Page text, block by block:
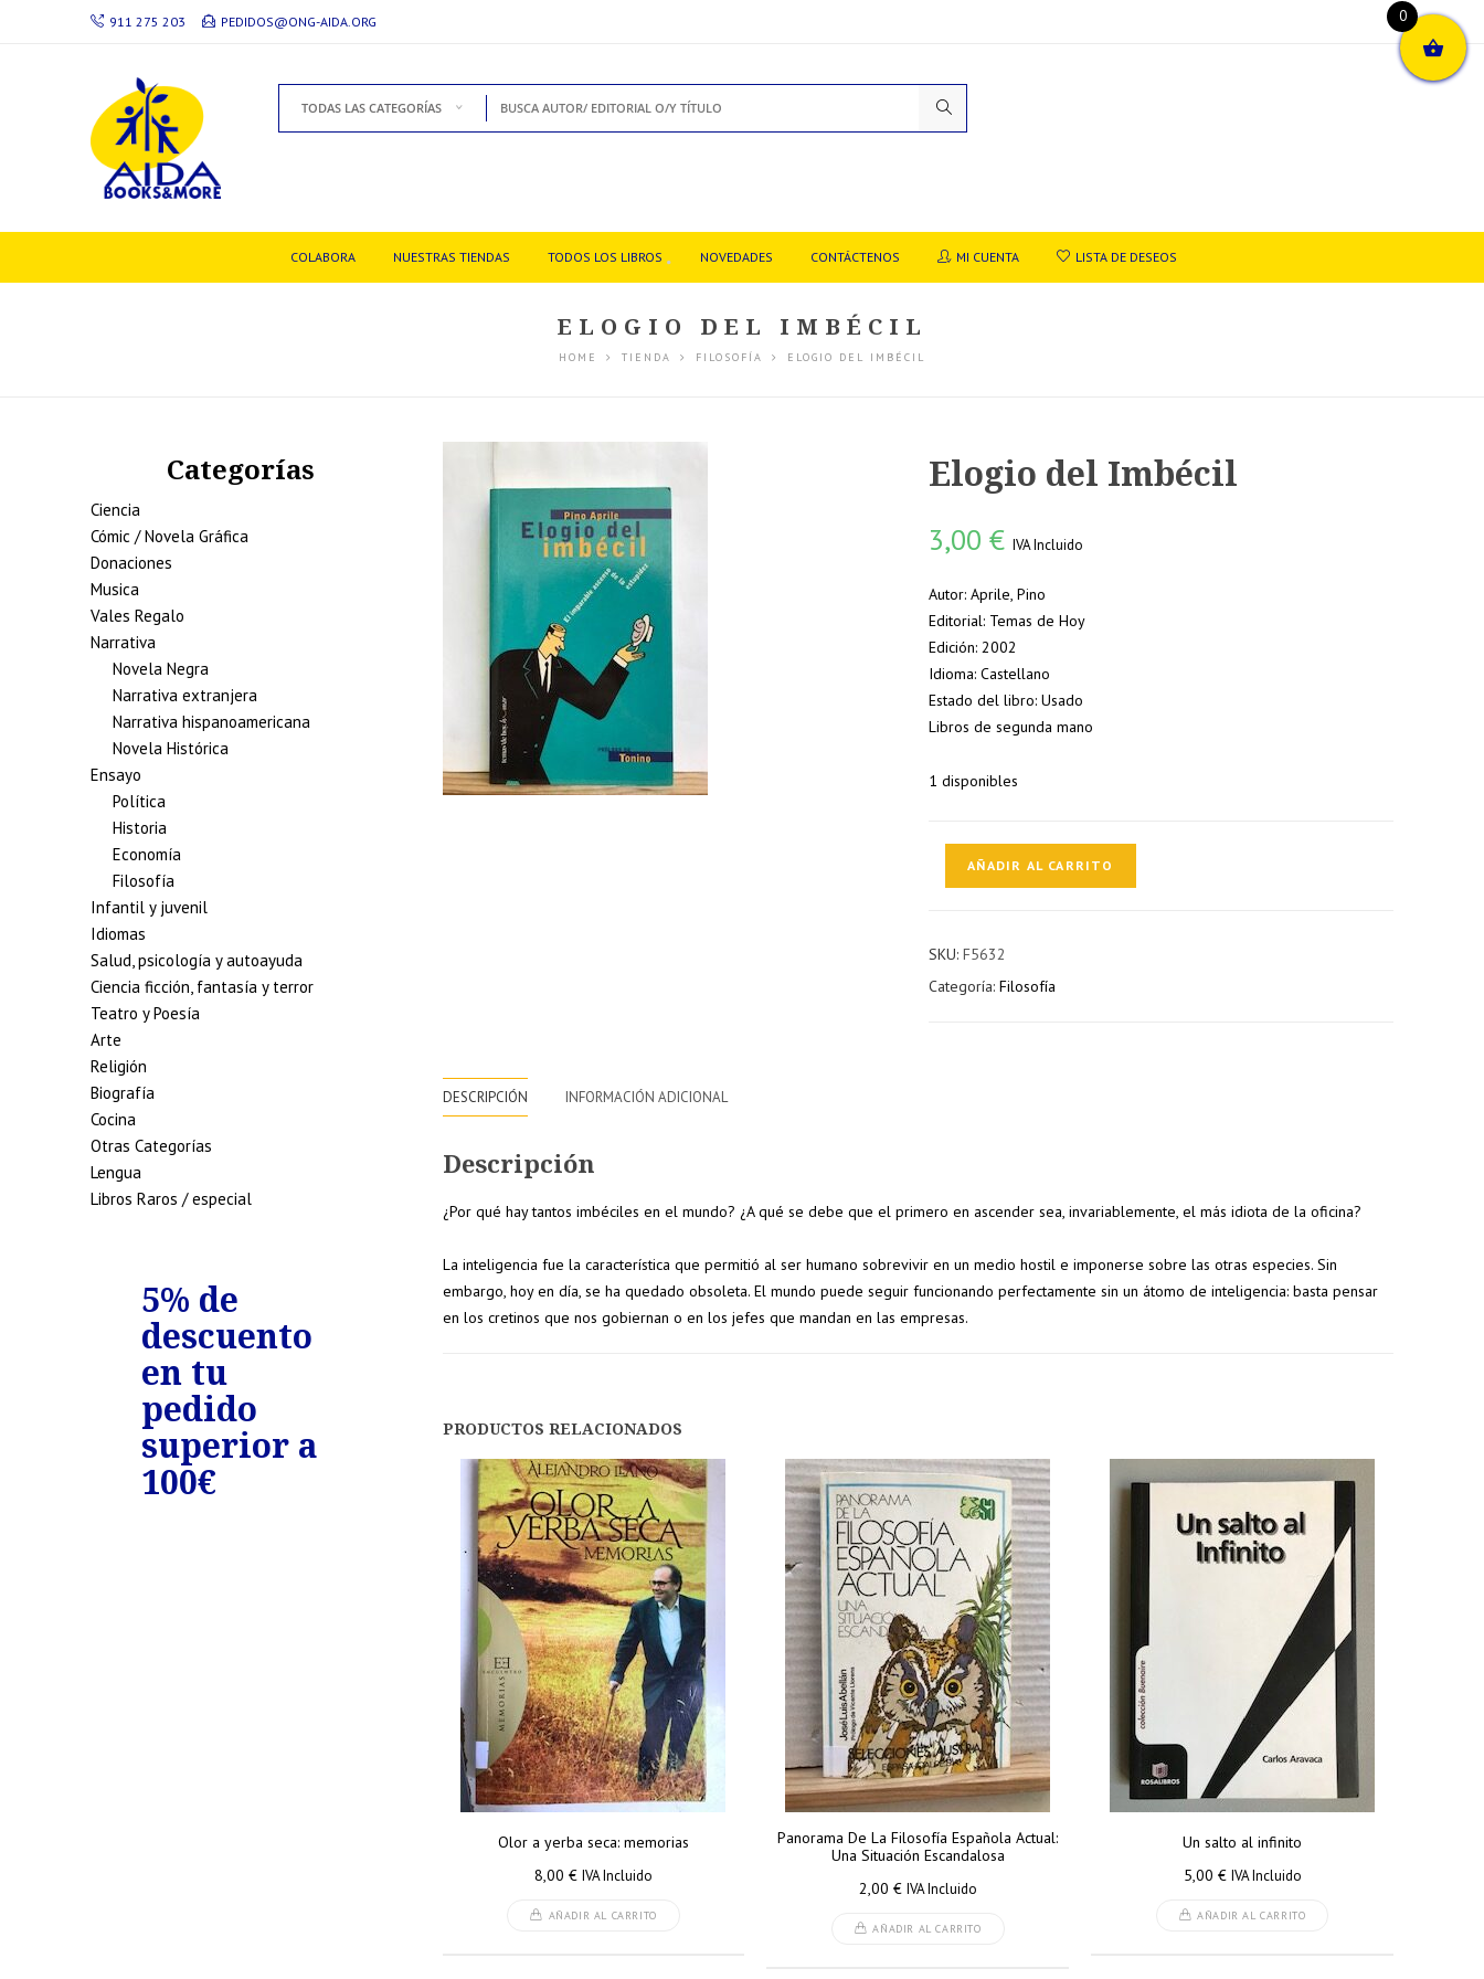
911 275 203 PEDIDOS@ONG-AIDA.ORG
TODAS LAS CATEGORÍAS
COLABORA NUESTRAS TIENDAS TODOS LOS LIBROS NOVEDADES CONTÁCTENOS MI CUENTA LISTA DE DESEOS
ELOGIO DEL IMBÉCIL
HOME TIENDA FILOSOFÍA ELOGIO DEL IMBÉCIL
Elogio del Imbécil
3,00€ IVA Incluido
Autor: Aprile, Pino
Editorial: Temas de Hoy
Edición: 2002
Idioma: Castellano
Estado del libro: Usado
Libros de segunda mano
1 disponibles
AÑADIR AL CARRITO
SKU:F5632
Categoría:Filosofía
DESCRIPCIÓN INFORMACIÓN ADICIONAL
Descripción
¿Por qué hay tantos imbéciles en el mundo? ¿A qué se debe que el primero en ascender sea, invariablemente, el más idiota de la oficina?
La inteligencia fue la característica que permitió al ser humano sobrevivir en un medio hostil e imponerse sobre las otras especies. Sin
embargo, hoy en día, se ha quedado obsoleta. El mundo puede seguir funcionando perfectamente sin un átomo de inteligencia: basta pensar
en los cretinos que nos gobiernan o en los jefes que mandan en las empresas.
PRODUCTOS RELACIONADOS
Olor a yerba seca: memorias
8,00 € IVA Incluido
AÑADIR AL CARRITO
Panorama De La Filosofía Española Actual:
Una Situación Escandalosa
2,00 € IVA Incluido
AÑADIR AL CARRITO
Un salto al infinito
5,00 € IVA Incluido
AÑADIR AL CARRITO
Categorías
Ciencia
Cómic / Novela Gráfica
Donaciones
Musica
Vales Regalo
Narrativa
Novela Negra
Narrativa extranjera
Narrativa hispanoamericana
Novela Histórica
Ensayo
Política
Historia
Economía
Filosofía
Infantil y juvenil
Idiomas
Salud, psicología y autoayuda
Ciencia ficción, fantasía y terror
Teatro y Poesía
Arte
Religión
Biografía
Cocina
Otras Categorías
Lengua
Libros Raros / especial
5% de
descuento
en tu
pedido
superior a
100€
7% de
descuento
superior a
10% de
descuento
superior a
200€
15% de
descuento
5% de
100€
7% de
150€
0